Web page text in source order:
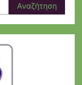
Αναζήτηση